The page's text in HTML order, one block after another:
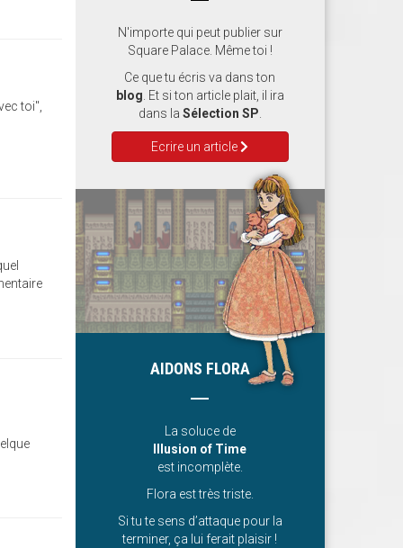
toi",
N'importe qui peut publier sur
Square Palace. Même toi !
Ce que tu écris va dans ton
blog . Et si ton article plait, il ira
dans la Sélection SP
Ecrire un article
AIDONS FLORA
La soluce de
Illusion of Time
est incomplète.
Flora est très triste.
Si tu te sens d’attaque pour la
terminer, ça lui ferait plaisir !